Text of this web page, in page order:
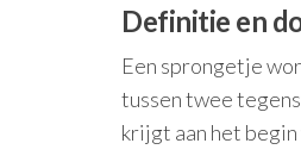
Definitie en
Een sprongetje
tussen twee
krijgt aan het